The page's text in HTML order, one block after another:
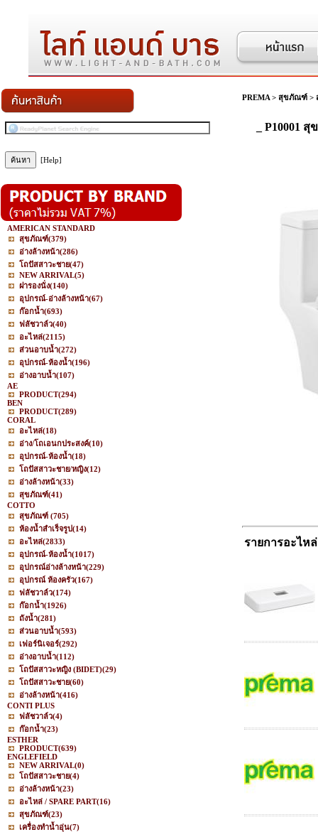
[Help]
AMERICAN STANDARD
สุขภัณฑ์(379)
อ่างล้างหน้า(286)
โถปัสสาวะชาย(47)
NEW ARRIVAL(5)
ฝารองนั่ง(140)
อุปกรณ์-อ่างล้างหน้า(67)
ก๊อกน้ำ(693)
ฟลัชวาล์ว(40)
อะไหล่(2115)
ส่วนอาบน้ำ(272)
อุปกรณ์-ห้องน้ำ(196)
อ่างอาบน้ำ(107)
AE
PRODUCT(294)
BEN
PRODUCT(289)
CORAL
อะไหล่(18)
อ่าง/โถเอนกประสงค์(10)
อุปกรณ์-ห้องน้ำ(18)
โถปัสสาวะชาย/หญิง(12)
อ่างล้างหน้า(33)
สุขภัณฑ์(41)
COTTO
สุขภัณฑ์ (705)
ห้องน้ำสำเร็จรูป(14)
อะไหล่(2833)
อุปกรณ์-ห้องน้ำ(1017)
อุปกรณ์อ่างล้างหน้า(229)
อุปกรณ์ ห้องครัว(167)
ฟลัชวาล์ว(174)
ก๊อกน้ำ(1926)
ถังน้ำ(281)
ส่วนอาบน้ำ(593)
เฟอร์นิเจอร์(292)
อ่างอาบน้ำ(112)
โถปัสสาวะหญิง (BIDET)(29)
โถปัสสาวะชาย(60)
อ่างล้างหน้า(416)
CONTI PLUS
ฟลัชวาล์ว(4)
ก๊อกน้ำ(23)
ESTHER
PRODUCT(639)
ENGLEFIELD
NEW ARRIVAL(0)
โถปัสสาวะชาย(4)
อ่างล้างหน้า(23)
อะไหล่ / SPARE PART(16)
สุขภัณฑ์(23)
เครื่องทำน้ำอุ่น(7)
PREMA > สุขภัณฑ์ >
_ P10001
รายการอะไหล่